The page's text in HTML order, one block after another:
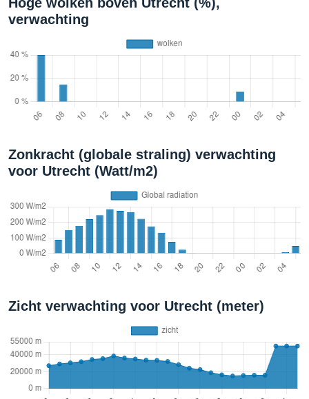
verwachting
Zonkracht (globale straling) verwachting
voor Utrecht (Watt/m2)
Zicht verwachting voor Utrecht (meter)